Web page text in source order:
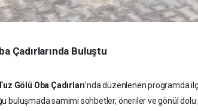
Çadırlarında Buluştu
Gölü Oba Çadırları’nda düzenlenen programda
buluşmada samimi sohbetler, öneriler ve gönül dolu